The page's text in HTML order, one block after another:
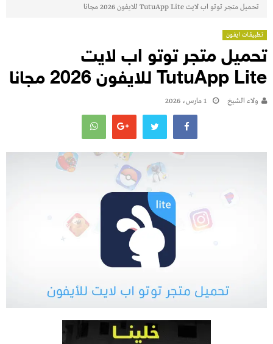
تحميل متجر توتو اب لايت TutuApp Lite للايفون 2026 مجانا
تطبيقات ايفون
تحميل متجر توتو اب لايت
TutuApp Lite للايفون 2026 مجانا
ولاء الشيخ 1 مارس، 2026